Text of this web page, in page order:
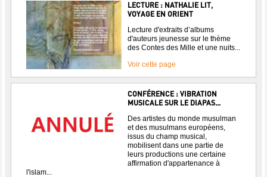
LECTURE : NATHALIE LIT,
VOYAGE EN ORIENT
Lecture d'extraits d’albums
d'auteurs jeunesse sur le thème
des Contes des Mille et une nuits...
Voir cette page
CONFÉRENCE : VIBRATION
MUSICALE SUR LE DIAPAS...
Des artistes du monde musulman
et des musulmans européens,
issus du champ musical,
mobilisent dans une partie de
leurs productions une certaine
affirmation d'appartenance à
l'islam...